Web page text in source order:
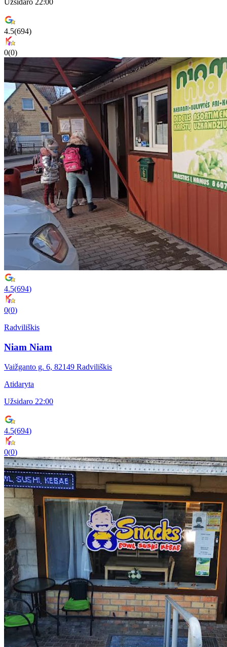
Užsidaro 22:00
4.5(694)
0(0)
4.5(694)
0(0)
Radviliškis
Niam Niam
Vaižganto g. 6, 82149 Radviliškis
Atidaryta
Užsidaro 22:00
4.5(694)
0(0)